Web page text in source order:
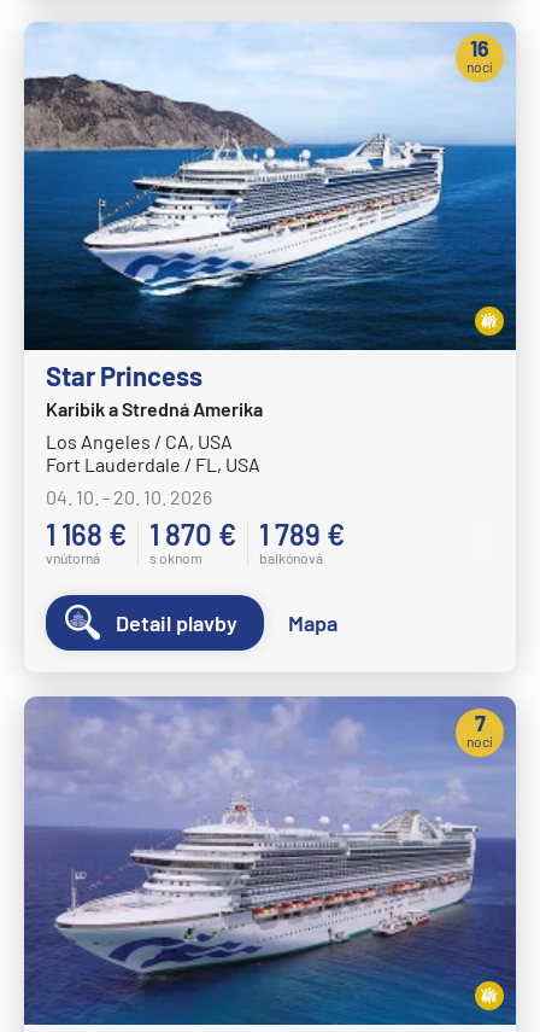
Star Princess
Karibik a Stredná Amerika
Los Angeles / CA, USA
Fort Lauderdale / FL, USA
04. 10. - 20. 10. 2026
1 168 €
vnútorná
1 870 €
s oknom
1 789 €
balkónová
16
nocí
Detail plavby Mapa
7
nocí